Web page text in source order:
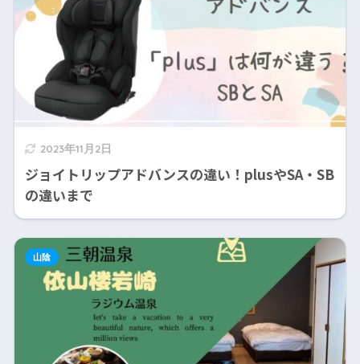
2023年11月2日
ジョイトリップアドバンスの違い！plusやSA・SB
の違いまで
山陰